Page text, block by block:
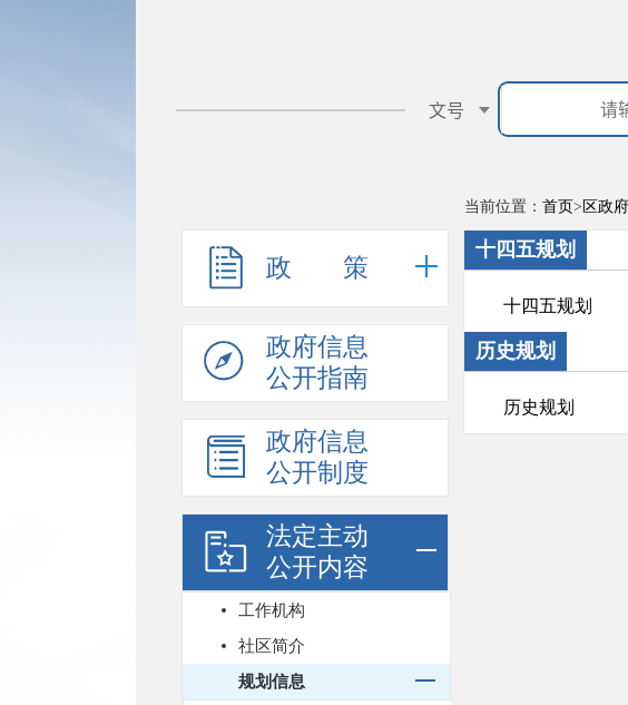
政 策
政府信息
公开指南
政府信息
公开制度
法定主动
公开内容
工作机构
社区简介
规划信息
当前位置： 首页> 区政
十四五规划
十四五规划
历史规划
历史规划